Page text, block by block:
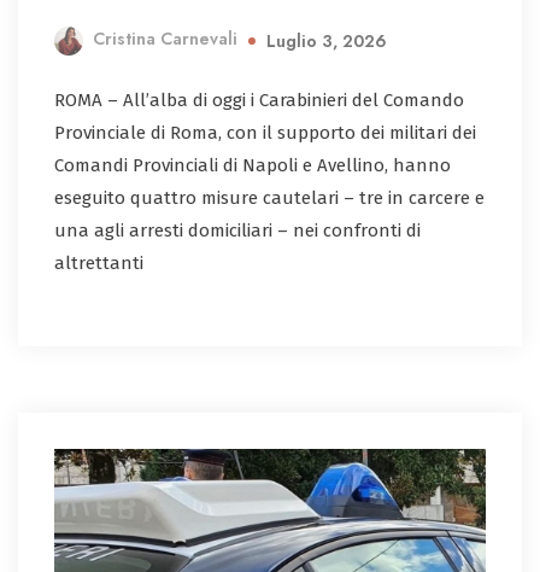
Cristina Carnevali Luglio 3, 2026
ROMA – All’alba di oggi i Carabinieri del Comando
Provinciale di Roma, con il supporto dei militari dei
Comandi Provinciali di Napoli e Avellino, hanno
eseguito quattro misure cautelari – tre in carcere e
una agli arresti domiciliari – nei confronti di
altrettanti